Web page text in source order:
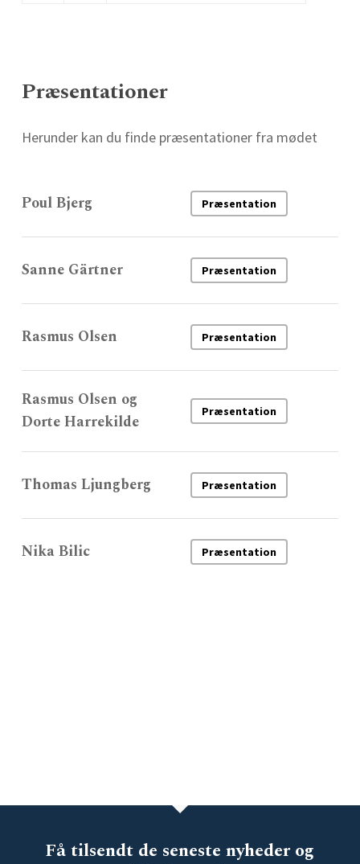
Præsentationer
Herunder kan du finde præsentationer fra mødet
Poul Bjerg Præsentation
Sanne Gärtner Præsentation
Rasmus Olsen Præsentation
Rasmus Olsen og
Dorte Harrekilde
Præsentation
Thomas Ljungberg Præsentation
Nika Bilic Præsentation
Få tilsendt de seneste nyheder og